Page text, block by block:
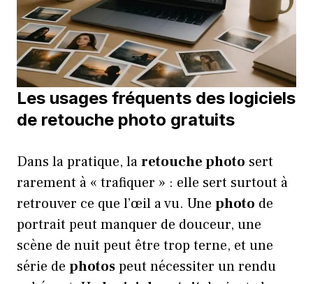
Les usages fréquents des logiciels
de retouche photo gratuits
Dans la pratique, laretouche photo sert
rarement à « trafiquer » : elle sert surtout à
retrouver ce que l’œil a vu. Une photo de
portrait peut manquer de douceur, une
scène de nuit peut être trop terne, et une
série de photospeut nécessiter un rendu